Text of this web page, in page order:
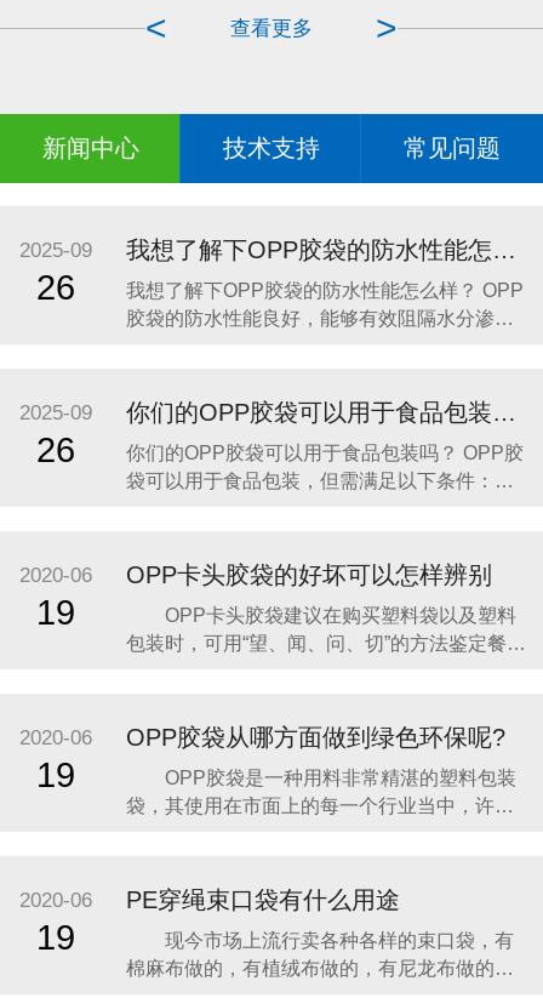
>
查看更多
<
新闻中心 技术支持 常见问题
2025-09
26
我想了解下OPP胶袋的防水性能怎么样？
我想了解下OPP胶袋的防水性能怎么样？ OPP
胶袋的防水性能良好，能够有效阻隔水分渗
由聚丙烯薄膜制成，这种材料具有天然的抗水
性，水分不易渗透，能够为内装物品提供可靠
的防水保护。 实际应用表现： 防潮防水：OPP
胶袋
2025-09
26
你们的OPP胶袋可以用于食品包装吗？
你们的OPP胶袋可以用于食品包装吗？ OPP胶
袋可以用于食品包装，但需满足以下条件：
透明度，能清晰展示食品外观，提升消费者购
买欲望。 密封性强：新型OPP膜的密封性是传
统膜的一倍以上，可有效阻隔空气、灰尘和湿
2020-06
19
OPP卡头胶袋的好坏可以怎样辨别
OPP卡头胶袋建议在购买塑料袋以及塑料
包装时，可用“望、闻、问、切”的方法鉴定餐用
以免引发意外；其次是看商品标签上是否有QS
标志，这是对接触食物的塑料制品的国家标准
认证，观察产品时，及格商品绝不会出现透光
性差或
2020-06
19
OPP胶袋从哪方面做到绿色环保呢?
OPP胶袋是一种用料非常精湛的塑料包装
袋，其使用在市面上的每一个行业当中，许多
胶袋环保性能就必须要重视了，如果做不好，
那么多的塑料一下子被浪费掉，会导致环境巨
大污染的，长期这样使用，对整个地球的生态
环境造成了
2020-06
19
PE穿绳束口袋有什么用途
现今市场上流行卖各种各样的束口袋，有
棉麻布做的，有植绒布做的，有尼龙布做的等